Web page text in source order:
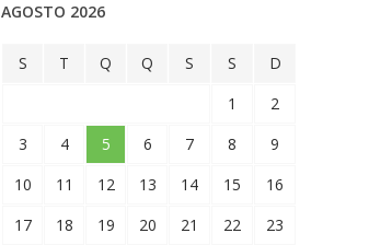
AGOSTO 2026
S T Q Q S S
D
1
2
3
4 5 6 7 8
9
10
11 12 13 14 15
16
17
18 19 20 21 22
23